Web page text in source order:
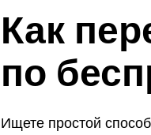
Как
по
Ищете простой